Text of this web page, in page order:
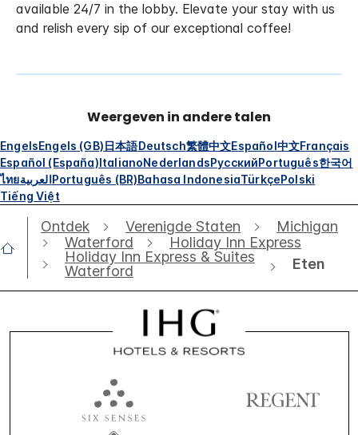
available 24/7 in the lobby. Elevate your stay with us
and relish every sip of our exceptional coffee!
Weergeven in andere talen
EngelsEngels (GB)日本語Deutsch繁體中文Español中文Français
Español (España)ItalianoNederlandsРусскийPortuguês한국어
ไทยالعربيةPortuguês (BR)Bahasa IndonesiaTürkçePolski
Tiếng Việt
Ontdek Verenigde Staten
Michigan
Waterford
Holiday Inn Express
Holiday Inn Express & Suites
Waterford
Eten